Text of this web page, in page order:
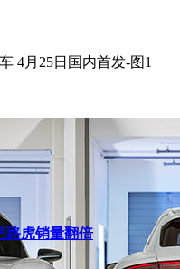
路虎销量翻倍